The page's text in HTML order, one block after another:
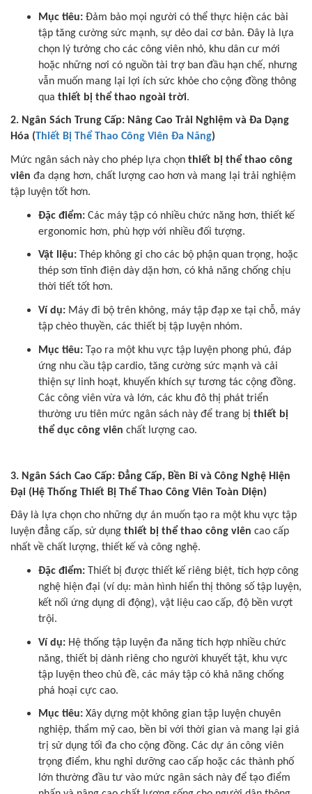
Mục tiêu: Đảm bảo mọi người có thể thực hiện các bài
tập tăng cường sức mạnh, sự dẻo dai cơ bản. Đây là lựa
chọn lý tưởng cho các công viên nhỏ, khu dân cư mới
hoặc những nơi có nguồn tài trợ ban đầu hạn chế, nhưng
vẫn muốn mang lại lợi ích sức khỏe cho cộng đồng thông
qua thiết bị thể thao ngoài trời.
2. Ngân Sách Trung Cấp: Nâng Cao Trải Nghiệm và Đa Dạng
Hóa (Thiết Bị Thể Thao Công Viên Đa Năng)
Mức ngân sách này cho phép lựa chọn thiết bị thể thao công
viên đa dạng hơn, chất lượng cao hơn và mang lại trải nghiệm
tập luyện tốt hơn.
Đặc điểm: Các máy tập có nhiều chức năng hơn, thiết kế
ergonomic hơn, phù hợp với nhiều đối tượng.
Vật liệu: Thép không gỉ cho các bộ phận quan trọng, hoặc
thép sơn tĩnh điện dày dặn hơn, có khả năng chống chịu
thời tiết tốt hơn.
Ví dụ: Máy đi bộ trên không, máy tập đạp xe tại chỗ, máy
tập chèo thuyền, các thiết bị tập luyện nhóm.
Mục tiêu: Tạo ra một khu vực tập luyện phong phú, đáp
ứng nhu cầu tập cardio, tăng cường sức mạnh và cải
thiện sự linh hoạt, khuyến khích sự tương tác cộng đồng.
Các công viên vừa và lớn, các khu đô thị phát triển
thường ưu tiên mức ngân sách này để trang bị thiết bị
thể dục công viên chất lượng cao.
3. Ngân Sách Cao Cấp: Đẳng Cấp, Bền Bỉ và Công Nghệ Hiện
Đại (Hệ Thống Thiết Bị Thể Thao Công Viên Toàn Diện)
Đây là lựa chọn cho những dự án muốn tạo ra một khu vực tập
luyện đẳng cấp, sử dụng thiết bị thể thao công viên cao cấp
nhất về chất lượng, thiết kế và công nghệ.
Đặc điểm: Thiết bị được thiết kế riêng biệt, tích hợp công
nghệ hiện đại (ví dụ: màn hình hiển thị thông số tập luyện,
kết nối ứng dụng di động), vật liệu cao cấp, độ bền vượt
trội.
Ví dụ: Hệ thống tập luyện đa năng tích hợp nhiều chức
năng, thiết bị dành riêng cho người khuyết tật, khu vực
tập luyện theo chủ đề, các máy tập có khả năng chống
phá hoại cực cao.
Mục tiêu: Xây dựng một không gian tập luyện chuyên
nghiệp, thẩm mỹ cao, bền bỉ với thời gian và mang lại giá
trị sử dụng tối đa cho cộng đồng. Các dự án công viên
trọng điểm, khu nghỉ dưỡng cao cấp hoặc các thành phố
lớn thường đầu tư vào mức ngân sách này để tạo điểm